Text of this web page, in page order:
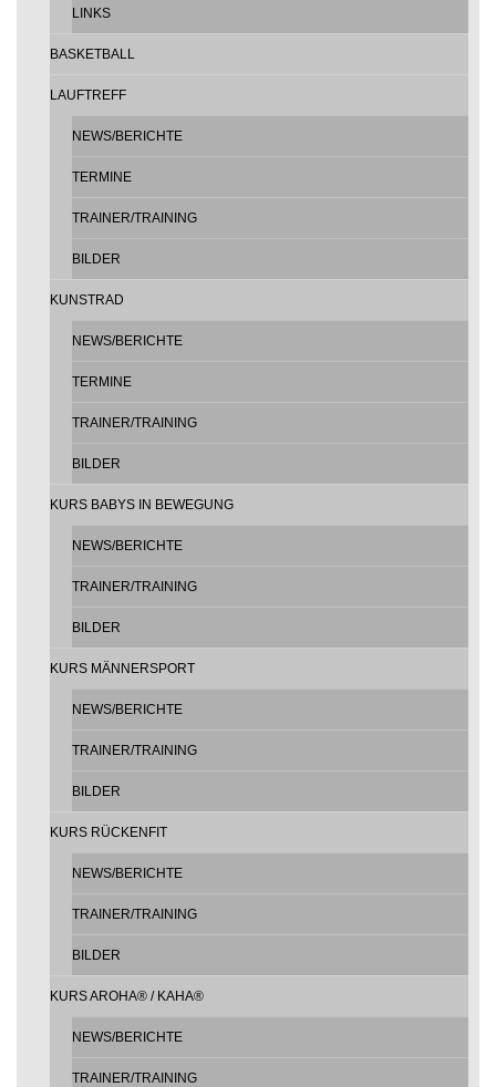
LINKS
BASKETBALL
LAUFTREFF
NEWS/BERICHTE
TERMINE
TRAINER/TRAINING
BILDER
KUNSTRAD
NEWS/BERICHTE
TERMINE
TRAINER/TRAINING
BILDER
KURS BABYS IN BEWEGUNG
NEWS/BERICHTE
TRAINER/TRAINING
BILDER
KURS MÄNNERSPORT
NEWS/BERICHTE
TRAINER/TRAINING
BILDER
KURS RÜCKENFIT
NEWS/BERICHTE
TRAINER/TRAINING
BILDER
KURS AROHA® / KAHA®
NEWS/BERICHTE
TRAINER/TRAINING